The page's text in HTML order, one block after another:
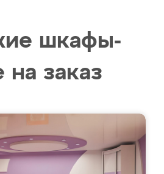
шкафы-
на заказ